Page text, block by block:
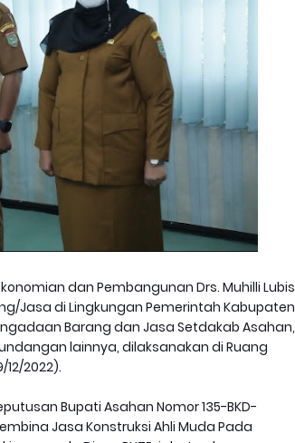
dan Pembangunan Drs. Muhilli Lubis
Jasa di Lingkungan Pemerintah Kabupaten
Barang dan Jasa Setdakab Asahan,
lainnya, dilaksanakan di Ruang
2022).
Bupati Asahan Nomor 135-BKD-
Jasa Konstruksi Ahli Muda Pada